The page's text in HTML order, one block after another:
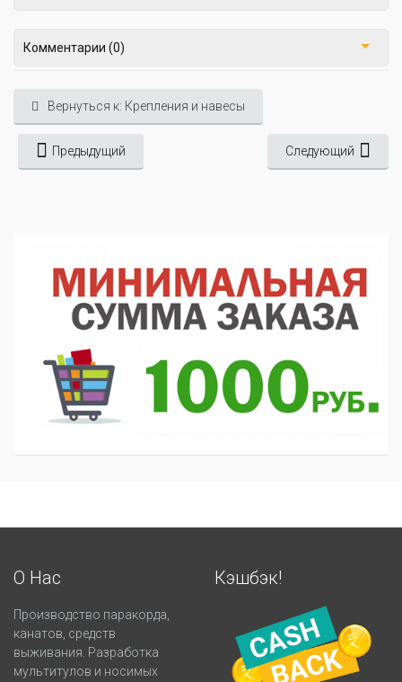
Комментарии (0)
Вернуться к: Крепления и навесы
Предыдущий Следующий
О Нас
Производство паракорда,
канатов, средств
выживания. Разработка
мультитулов и носимых
Кэшбэк!